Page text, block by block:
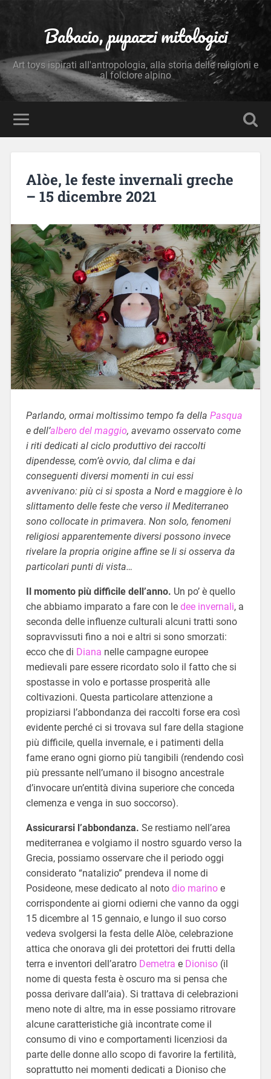
Babacio, pupazzi mitologici
Art toys ispirati all'antropologia, alla storia delle religioni e
al folclore alpino
Alòe, le feste invernali greche
– 15 dicembre 2021
Parlando, ormai moltissimo tempo fa della Pasqua
e dell’albero del maggio, avevamo osservato come
i riti dedicati al ciclo produttivo dei raccolti
dipendesse, com’è ovvio, dal clima e dai
conseguenti diversi momenti in cui essi
avvenivano: più ci si sposta a Nord e maggiore è lo
slittamento delle feste che verso il Mediterraneo
sono collocate in primavera. Non solo, fenomeni
religiosi apparentemente diversi possono invece
rivelare la propria origine affine se li si osserva da
particolari punti di vista…
Il momento più difficile dell’anno. Un po’ è quello
che abbiamo imparato a fare con le dee invernali, a
seconda delle influenze culturali alcuni tratti sono
sopravvissuti fino a noi e altri si sono smorzati:
ecco che di Diana nelle campagne europee
medievali pare essere ricordato solo il fatto che si
spostasse in volo e portasse prosperità alle
coltivazioni. Questa particolare attenzione a
propiziarsi l’abbondanza dei raccolti forse era così
evidente perché ci si trovava sul fare della stagione
più difficile, quella invernale, e i patimenti della
fame erano ogni giorno più tangibili (rendendo così
più pressante nell’umano il bisogno ancestrale
d’invocare un’entità divina superiore che conceda
clemenza e venga in suo soccorso).
Assicurarsi l’abbondanza. Se restiamo nell’area
mediterranea e volgiamo il nostro sguardo verso la
Grecia, possiamo osservare che il periodo oggi
considerato “natalizio” prendeva il nome di
Posideone, mese dedicato al noto dio marinoe
corrispondente ai giorni odierni che vanno da oggi
15 dicembre al 15 gennaio, e lungo il suo corso
vedeva svolgersi la festa delle Alòe, celebrazione
attica che onorava gli dei protettori dei frutti della
terra e inventori dell’aratro Demetra e Dioniso(il
nome di questa festa è oscuro ma si pensa che
possa derivare dall’aia). Si trattava di celebrazioni
meno note di altre, ma in esse possiamo ritrovare
alcune caratteristiche già incontrate come il
consumo di vino e comportamenti licenziosi da
parte delle donne allo scopo di favorire la fertilità,
soprattutto nei momenti dedicati a Dioniso che